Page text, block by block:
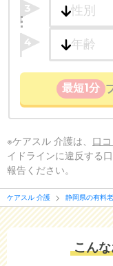
3
4
最短1分
※ケアスル 介護は、 口
イドラインに違反する
報告ください。
ケアスル 介護 静岡県の有料
こん